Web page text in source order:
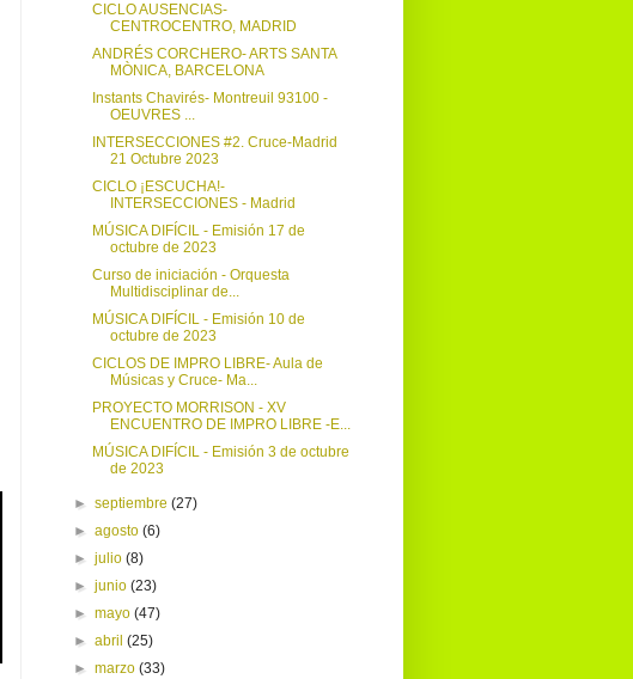
CICLO AUSENCIAS-
CENTROCENTRO, MADRID
ANDRÉS CORCHERO- ARTS SANTA
MÒNICA, BARCELONA
Instants Chavirés- Montreuil 93100 -
OEUVRES ...
INTERSECCIONES #2. Cruce-Madrid
21 Octubre 2023
CICLO ¡ESCUCHA!-
INTERSECCIONES - Madrid
MÚSICA DIFÍCIL - Emisión 17 de
octubre de 2023
Curso de iniciación - Orquesta
Multidisciplinar de...
MÚSICA DIFÍCIL - Emisión 10 de
octubre de 2023
CICLOS DE IMPRO LIBRE- Aula de
Músicas y Cruce- Ma...
PROYECTO MORRISON - XV
ENCUENTRO DE IMPRO LIBRE -E...
MÚSICA DIFÍCIL - Emisión 3 de octubre
de 2023
►septiembre(27)
►agosto(6)
►julio(8)
►junio(23)
►mayo(47)
►abril(25)
►marzo(33)